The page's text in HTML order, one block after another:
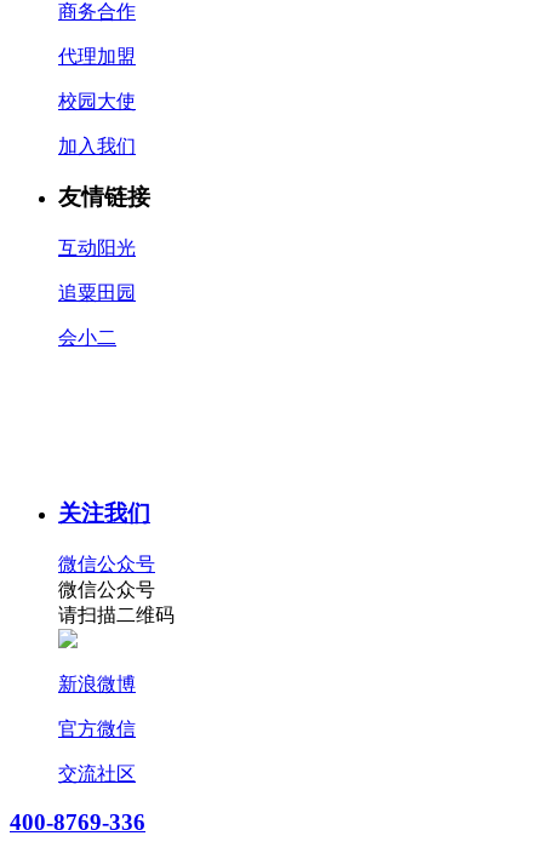
商务合作
代理加盟
校园大使
加入我们
友情链接
互动阳光
追粟田园
会小二
关注我们
微信公众号
微信公众号
请扫描二维码
新浪微博
官方微信
交流社区
400-8769-336